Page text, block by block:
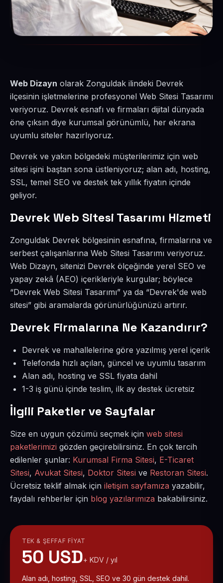
Web Dizayn olarak Zonguldak ilindeki Devrek
ilçesinin işletmelerine profesyonel Web Sitesi Tasarımı
veriyoruz. Devrek esnafı ve firmaları dijital dünyada
öne çıksın diye kurumsal görünümlü, her ekrana
uyumlu siteler hazırlıyoruz.
Devrek ve yakın bölgedeki müşterilerimiz için web
sitesi işini baştan sona üstleniyoruz; alan adı, hosting,
SSL, temel SEO ve destek tek yıllık fiyatın içinde
geliyor.
Devrek Web Sitesi Tasarımı Hizmeti
Zonguldak Devrek bölgesinin esnafına, firmalarına ve
serbest çalışanlarına Web Sitesi Tasarımı veriyoruz.
Web Dizayn, sitenizi Devrek ölçeğinde yerel SEO ve
yapay zekâ (AEO) içerikleriyle kurgular; böylece
“Devrek Web Sitesi Tasarımı” ya da “Devrek'de web
sitesi” gibi aramalarda görünürlüğünüzü artırır.
Devrek Firmalarına Ne Kazandırır?
Devrek ve mahallelerine göre yazılmış yerel içerik
Telefonda hızlı açılan, güncel ve uyumlu tasarım
Alan adı, hosting ve SSL fiyata dahil
1-3 iş günü içinde teslim, ilk ay destek ücretsiz
İlgili Paketler ve Sayfalar
Size en uygun çözümü seçmek için web sitesi
paketlerimizi gözden geçirebilirsiniz. En çok tercih
edilenler şunlar: Kurumsal Firma Sitesi, E-Ticaret
Sitesi, Avukat Sitesi, Doktor Sitesi ve Restoran Sitesi.
Ücretsiz teklif almak için iletişim sayfamıza yazabilir,
faydalı rehberler için blog yazılarımıza bakabilirsiniz.
TEK & ŞEFFAF FIYAT
50 USD+ KDV / yıl
Alan adı, hosting, SSL, SEO ve 30 gün destek dahil.